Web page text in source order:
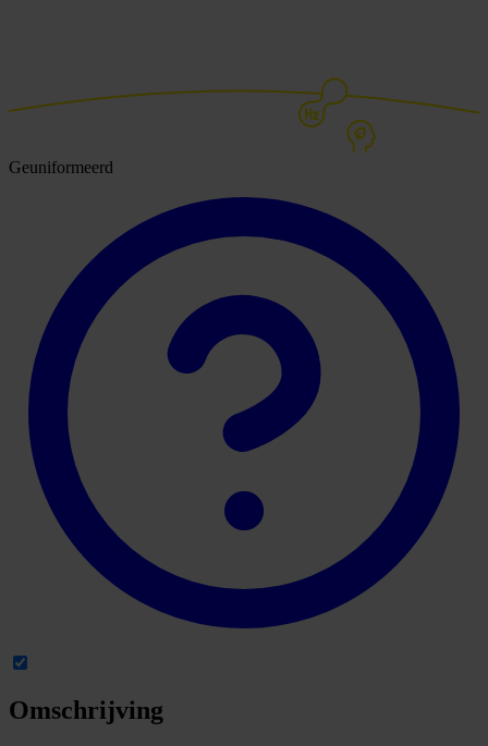
Geuniformeerd
Omschrijving